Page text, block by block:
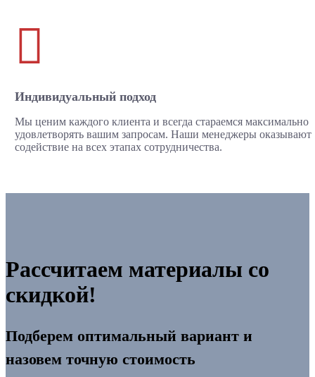

Индивидуальный подход
Мы ценим каждого клиента и всегда стараемся максимально
удовлетворять вашим запросам. Наши менеджеры оказывают
содействие на всех этапах сотрудничества.
Рассчитаем материалы со
скидкой!
Подберем оптимальный вариант и
назовем точную стоимость